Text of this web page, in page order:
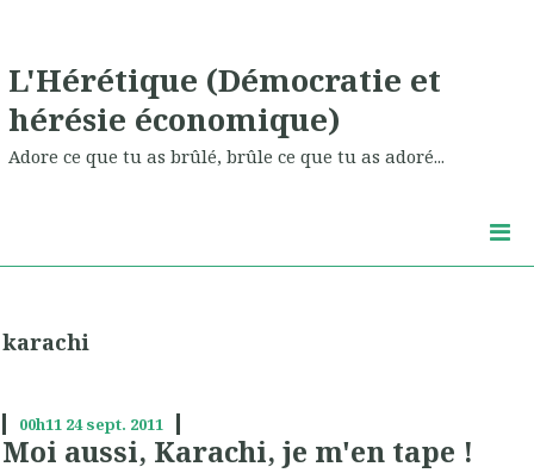
L'Hérétique (Démocratie et
hérésie économique)
Adore ce que tu as brûlé, brûle ce que tu as adoré...
karachi
00h11 24 sept. 2011
Moi aussi, Karachi, je m'en tape !